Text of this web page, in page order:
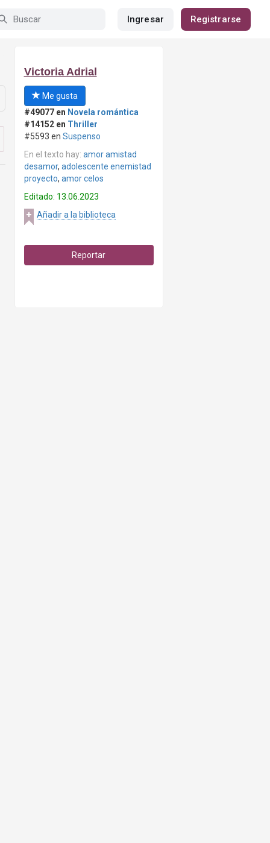
Ingresar Registrarse
Victoria Adrial
Me gusta
#49077 en Novela romántica
#14152 en Thriller
#5593 en Suspenso
En el texto hay: amor amistad
desamor, adolescente enemistad
proyecto, amor celos
Editado: 13.06.2023
Añadir a la biblioteca
Reportar